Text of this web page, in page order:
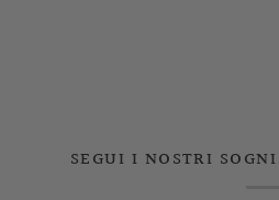
SEGUI I NOSTRI